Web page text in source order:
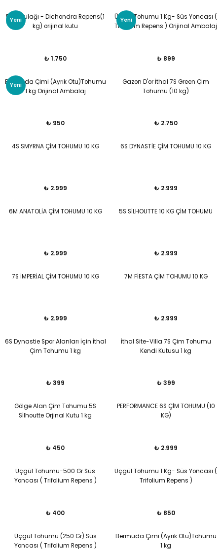
Yeni
Fare Kulağı - Dichondra Repens(1
kg) orijinal kutu
₺ 1.750
Yeni
Üçgül Tohumu 1 Kg- Süs Yoncası (
Trifolium Repens ) Orijinal Ambalaj
₺ 899
Yeni
Bermuda Çimi (Ayrık Otu)Tohumu
1 kg Orijinal Ambalaj
₺ 950
Gazon D'or İthal 7S Green Çim
Tohumu (10 kg)
₺ 2.750
4S SMYRNA ÇİM TOHUMU 10 KG
₺ 2.999
6S DYNASTİE ÇİM TOHUMU 10 KG
₺ 2.999
6M ANATOLİA ÇİM TOHUMU 10 KG
₺ 2.999
5S SİLHOUTTE 10 KG ÇİM TOHUMU
₺ 2.999
7S İMPERİAL ÇİM TOHUMU 10 KG
₺ 2.999
7M FİESTA ÇİM TOHUMU 10 KG
₺ 2.999
6S Dynastie Spor Alanları İçin İthal
Çim Tohumu 1 kg
₺ 399
İthal Site-Villa 7S Çim Tohumu
Kendi Kutusu 1 kg
₺ 399
Gölge Alan Çim Tohumu 5S
Sİlhoutte Orjinal Kutu 1 kg
₺ 450
PERFORMANCE 6S ÇİM TOHUMU (10
KG)
₺ 2.999
Üçgül Tohumu-500 Gr Süs
Yoncası ( Trifolium Repens )
₺ 400
Üçgül Tohumu 1 Kg- Süs Yoncası (
Trifolium Repens )
₺ 850
Üçgül Tohumu (250 Gr) Süs
Yoncası ( Trifolium Repens )
Bermuda Çimi (Ayrık Otu)Tohumu
1 kg